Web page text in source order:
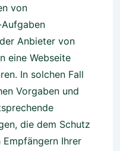
von
Anbieter von
eine Webseite
In solchen Fall
Vorgaben und
die dem Schutz
Ihrer